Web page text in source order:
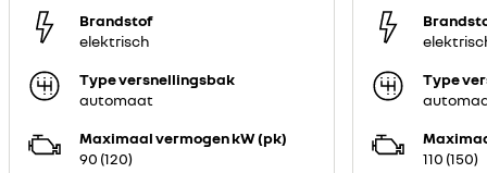
Brandstof
elektrisch
Type versnellingsbak
automaat
Maximaal vermogen kW (pk)
90 (120)
Type
110 (150)